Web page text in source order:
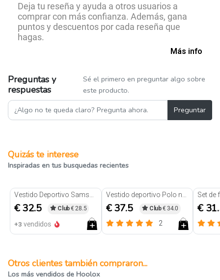
Deja tu reseña y ayuda a otros usuarios a
comprar con más confianza. Además, gana
puntos y descuentos por cada reseña que
hagas.
Más info
Preguntas y
respuestas
Sé el primero en preguntar algo sobre
este producto.
Preguntar
Quizás te interese
Inspiradas en tus busquedas recientes
€ 32.5 Club€ 28.5
+3 vendidos
€ 37.5 Club€ 34.0
2
€
Otros clientes también compraron...
Los más vendidos de Hoolox